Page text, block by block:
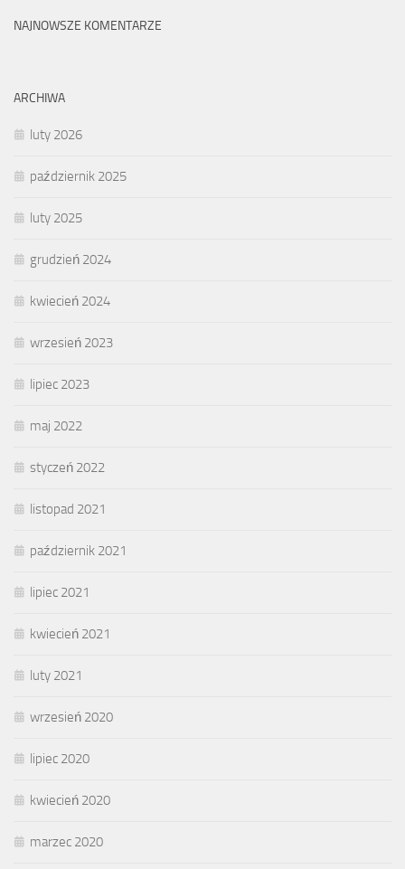
NAJNOWSZE KOMENTARZE
ARCHIWA
luty 2026
październik 2025
luty 2025
grudzień 2024
kwiecień 2024
wrzesień 2023
lipiec 2023
maj 2022
styczeń 2022
listopad 2021
październik 2021
lipiec 2021
kwiecień 2021
luty 2021
wrzesień 2020
lipiec 2020
kwiecień 2020
marzec 2020